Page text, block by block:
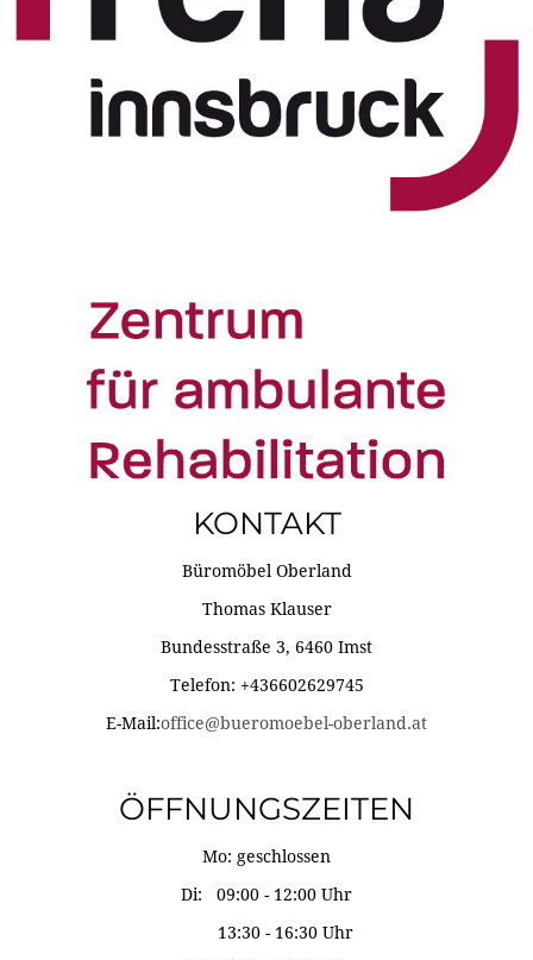
KONTAKT
Büromöbel Oberland
Thomas Klauser
Bundesstraße 3, 6460 Imst
Telefon: +436602629745
E-Mail:office@bueromoebel-oberland.at
ÖFFNUNGSZEITEN
Mo: geschlossen
Di: 09:00 - 12:00 Uhr
13:30 - 16:30 Uhr